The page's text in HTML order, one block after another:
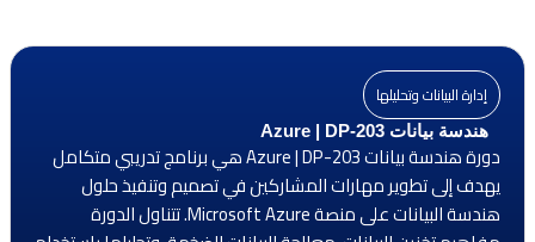
إدارة البيانات وتحليلها
هندسة بيانات Azure | DP-203
دورة هندسة بيانات Azure | DP-203 هي برنامج تدريبي متكامل
يهدف إلى تطوير مهارات المشاركين في تصميم وتنفيذ حلول
هندسة البيانات على منصة Microsoft Azure. تتناول الدورة